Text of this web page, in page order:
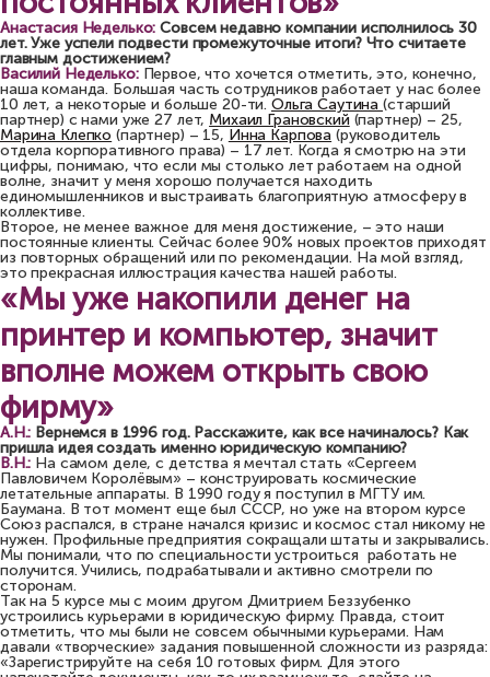
Анастасия Неделько: Совсем недавно компании исполнилось 30
лет. Уже успели подвести промежуточные итоги? Что считаете
главным достижением?
Василий Неделько: Первое, что хочется отметить, это, конечно,
наша команда. Большая часть сотрудников работает у нас более
10 лет, а некоторые и больше 20-ти. Ольга Саутина(старший
партнер) с нами уже 27 лет, Михаил Грановский (партнер) – 25,
Марина Клепко (партнер) – 15, Инна Карпова (руководитель
отдела корпоративного права) – 17 лет. Когда я смотрю на эти
цифры, понимаю, что если мы столько лет работаем на одной
волне, значит у меня хорошо получается находить
единомышленников и выстраивать благоприятную атмосферу в
коллективе.
Второе, не менее важное для меня достижение, – это наши
постоянные клиенты. Сейчас более 90% новых проектов приходят
из повторных обращений или по рекомендации. На мой взгляд,
это прекрасная иллюстрация качества нашей работы.
«Мы уже накопили денег на
принтер и компьютер, значит
вполне можем открыть свою
фирму»
А.Н.: Вернемся в 1996 год. Расскажите, как все начиналось? Как
пришла идея создать именно юридическую компанию?
В.Н.: На самом деле, с детства я мечтал стать «Сергеем
Павловичем Королёвым» – конструировать космические
летательные аппараты. В 1990 году я поступил в МГТУ им.
Баумана. В тот момент еще был СССР, но уже на втором курсе
Союз распался, в стране начался кризис и космос стал никому не
нужен. Профильные предприятия сокращали штаты и закрывались.
Мы понимали, что по специальности устроиться работать не
получится. Учились, подрабатывали и активно смотрели по
сторонам.
Так на 5 курсе мы с моим другом Дмитрием Беззубенко
устроились курьерами в юридическую фирму. Правда, стоит
отметить, что мы были не совсем обычными курьерами. Нам
давали «творческие» задания повышенной сложности из разряда:
«Зарегистрируйте на себя 10 готовых фирм. Для этого